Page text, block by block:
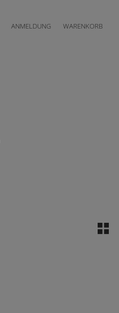
ANMELDUNG WARENKORB